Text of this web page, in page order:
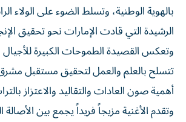
بالهوية الوطنية، وتسلط الضوء على الولاء
الرشيدة التي قادت الإمارات نحو تحقيق
وتعكس القصيدة الطموحات الكبيرة للأجيال
تتسلح بالعلم والعمل لتحقيق مستقبل
أهمية صون العادات والتقاليد والاعتزاز
وتقدم الأغنية مزيجاً فريداً يجمع بين